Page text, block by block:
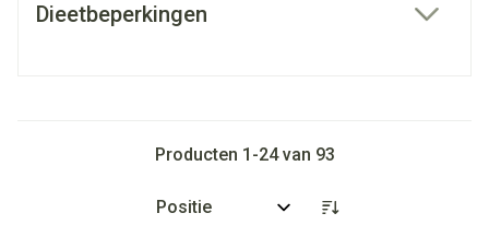
Dieetbeperkingen
Producten 1 -24van 93
Sorteer op: